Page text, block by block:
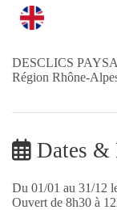
DESCLICS
Région Rhône-
Dates &
Du 01/01 au 31/12
Ouvert de 8h30 à